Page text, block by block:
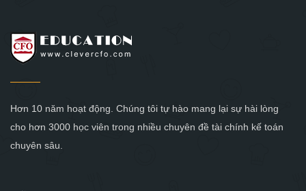
Hơn 10 năm hoạt động. Chúng tôi tự hào mang lại sự hài lòng
cho hơn 3000 học viên trong nhiều chuyên đề tài chính kế toán
chuyên sâu.